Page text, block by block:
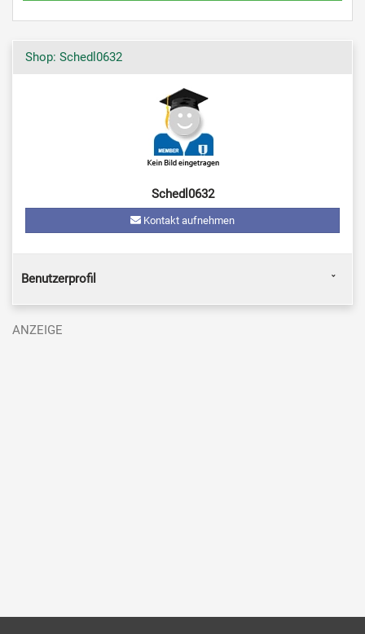
Shop: Schedl0632
Schedl0632
Kontakt aufnehmen
Benutzerprofil